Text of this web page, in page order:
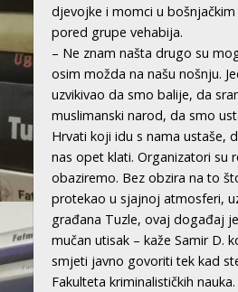
djevojke i momci u
pored grupe vehabija.
– Ne znam našta drugo su
osim možda na našu nošnju.
uzvikivao da smo balije, da
muslimanski narod, da smo
Hrvati koji idu s nama ustaše,
nas opet klati. Organizatori su
obaziremo. Bez obzira na to
protekao u sjajnoj atmosferi,
građana Tuzle, ovaj događaj
mučan utisak – kaže Samir D.
smjeti javno govoriti tek kad
Fakulteta kriminalističkih